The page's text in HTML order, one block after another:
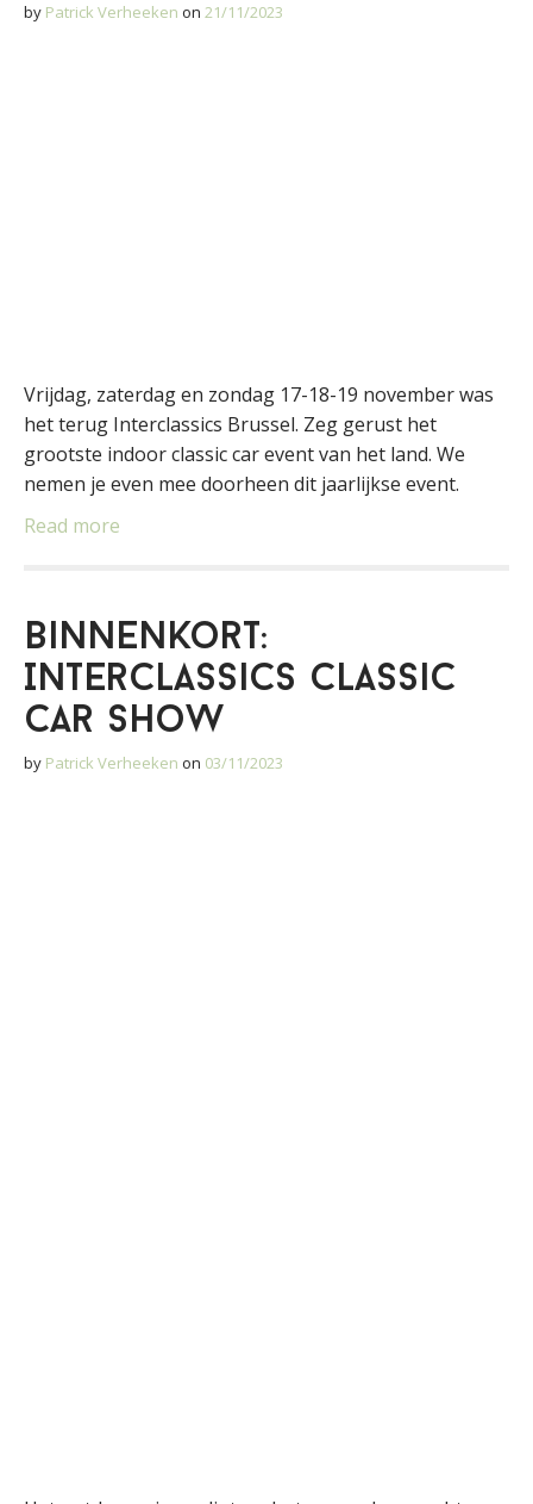
by Patrick Verheeken on 21/11/2023
Vrijdag, zaterdag en zondag 17-18-19 november was
het terug Interclassics Brussel. Zeg gerust het
grootste indoor classic car event van het land. We
nemen je even mee doorheen dit jaarlijkse event.
Read more
Binnenkort:
Interclassics Classic
Car Show
by Patrick Verheeken on 03/11/2023